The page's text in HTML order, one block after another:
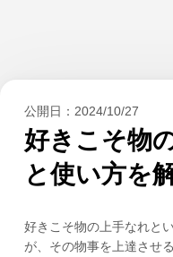
公開日： 2024/10/27
好きこそ物
と使い方を
好きこそ物の上手なれと
が、その物事を上達させ